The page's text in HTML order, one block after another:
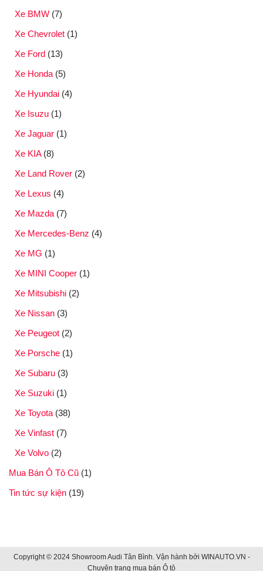
Xe BMW (7)
Xe Chevrolet (1)
Xe Ford (13)
Xe Honda (5)
Xe Hyundai (4)
Xe Isuzu (1)
Xe Jaguar (1)
Xe KIA(8)
Xe Land Rover (2)
Xe Lexus (4)
Xe Mazda (7)
Xe Mercedes-Benz (4)
Xe MG (1)
Xe MINI Cooper (1)
Xe Mitsubishi (2)
Xe Nissan (3)
Xe Peugeot (2)
Xe Porsche (1)
Xe Subaru (3)
Xe Suzuki (1)
Xe Toyota (38)
Xe Vinfast (7)
Xe Volvo (2)
Mua Bán Ô Tô Cũ (1)
Tin tức sự kiện (19)
Copyright © 2024 Showroom Audi Tân Bình. Vận hành bởi WINAUTO.VN -
Chuỵên trang mua bán Ô tô